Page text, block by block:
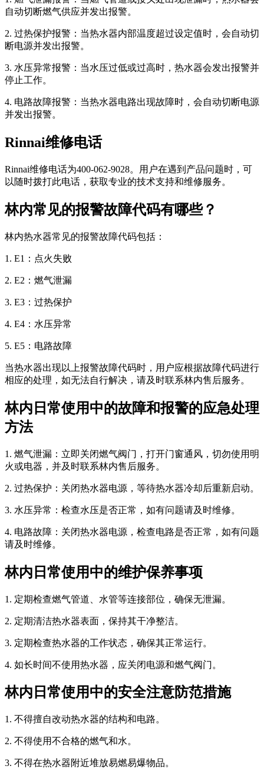
自动切断燃气供应并发出报警。
2. 过热保护报警：当热水器内部温度超过设定值时，会自动切
断电源并发出报警。
3. 水压异常报警：当水压过低或过高时，热水器会发出报警并
停止工作。
4. 电路故障报警：当热水器电路出现故障时，会自动切断电源
并发出报警。
Rinnai维修电话
Rinnai维修电话为400-062-9028。用户在遇到产品问题时，可
以随时拨打此电话，获取专业的技术支持和维修服务。
林内常见的报警故障代码有哪些？
林内热水器常见的报警故障代码包括：
1. E1：点火失败
2. E2：燃气泄漏
3. E3：过热保护
4. E4：水压异常
5. E5：电路故障
当热水器出现以上报警故障代码时，用户应根据故障代码进行
相应的处理，如无法自行解决，请及时联系林内售后服务。
林内日常使用中的故障和报警的应急处理
方法
1. 燃气泄漏：立即关闭燃气阀门，打开门窗通风，切勿使用明
火或电器，并及时联系林内售后服务。
2. 过热保护：关闭热水器电源，等待热水器冷却后重新启动。
3. 水压异常：检查水压是否正常，如有问题请及时维修。
4. 电路故障：关闭热水器电源，检查电路是否正常，如有问题
请及时维修。
林内日常使用中的维护保养事项
1. 定期检查燃气管道、水管等连接部位，确保无泄漏。
2. 定期清洁热水器表面，保持其干净整洁。
3. 定期检查热水器的工作状态，确保其正常运行。
4. 如长时间不使用热水器，应关闭电源和燃气阀门。
林内日常使用中的安全注意防范措施
1. 不得擅自改动热水器的结构和电路。
2. 不得使用不合格的燃气和水。
3. 不得在热水器附近堆放易燃易爆物品。